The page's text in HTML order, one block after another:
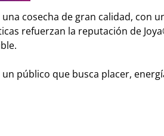
cosecha de gran calidad, con
refuerzan la reputación de
público que busca placer,